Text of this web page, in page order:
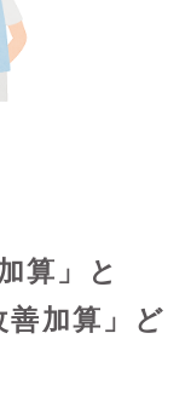
算」と
善加算」ど